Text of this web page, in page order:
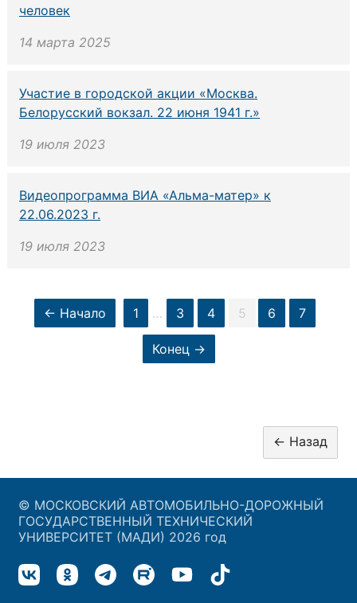
человек
14 марта 2025
Участие в городской акции «Москва.
Белорусский вокзал. 22 июня 1941 г.»
19 июля 2023
Видеопрограмма ВИА «Альма-матер» к
22.06.2023 г.
19 июля 2023
← Начало 1 … 3 4 5 6 7
Конец →
© МОСКОВСКИЙ АВТОМОБИЛЬНО-ДОРОЖНЫЙ
ГОСУДАРСТВЕННЫЙ ТЕХНИЧЕСКИЙ
УНИВЕРСИТЕТ (МАДИ) 2026 год